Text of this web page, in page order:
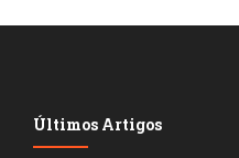
Últimos Artigos